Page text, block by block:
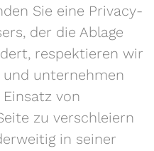
Sie eine Privacy-
der die Ablage
respektieren wir
unternehmen
von
zu verschleiern
in seiner